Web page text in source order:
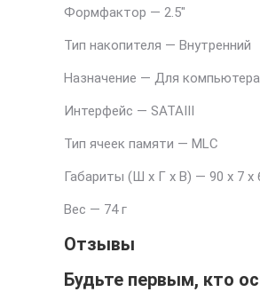
Формфактор — 2.5″
Тип накопителя — Внутренний
Назначение — Для
Интерфейс — SATAIII
Тип ячеек памяти — MLC
Габариты (Ш х Г х В) — 90 x 7 x
Вес — 74 г
Отзывы
Будьте первым, кто